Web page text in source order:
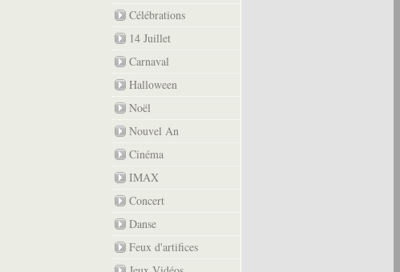
Célébrations
14 Juillet
Carnaval
Halloween
Noël
Nouvel An
Cinéma
IMAX
Concert
Danse
Feux d'artifices